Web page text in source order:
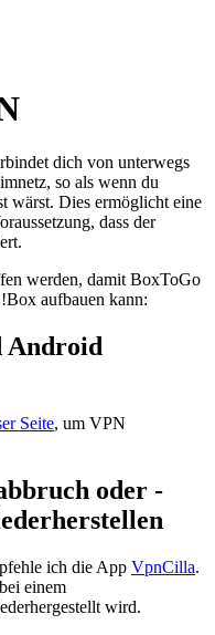
dich von unterwegs
so als wenn du
wärst. Dies ermöglicht eine
dass der
werden, damit BoxToGo
aufbauen kann:
Android
Seite, um VPN
oder -
ich die App VpnCilla.
einem
wird.